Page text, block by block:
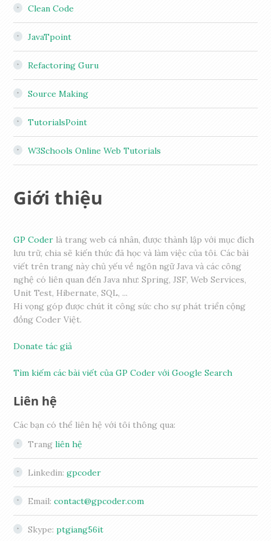
Clean Code
JavaTpoint
Refactoring Guru
Source Making
TutorialsPoint
W3Schools Online Web Tutorials
Giới thiệu
GP Coder là trang web cá nhân, được thành lập với mục đích
lưu trữ, chia sẽ kiến thức đã học và làm việc của tôi. Các bài
viết trên trang này chủ yếu về ngôn ngữ Java và các công
nghệ có liên quan đến Java như: Spring, JSF, Web Services,
Unit Test, Hibernate, SQL, ...
Hi vọng góp được chút ít công sức cho sự phát triển cộng
đồng Coder Việt.
Donate tác giả
Tìm kiếm các bài viết của GP Coder với Google Search
Liên hệ
Các bạn có thể liên hệ với tôi thông qua:
Trangliên hệ
Linkedin:gpcoder
Email:contact@gpcoder.com
Skype:ptgiang56it